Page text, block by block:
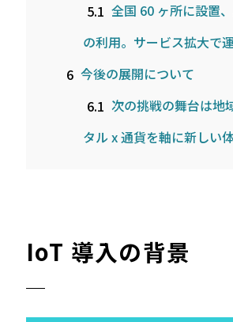
5.1 全国 60 ヶ所に設置
の利用。サービス拡大で
6 今後の展開について
6.1 次の挑戦の舞台は地
タル x 通貨を軸に新しい
IoT 導入の背景